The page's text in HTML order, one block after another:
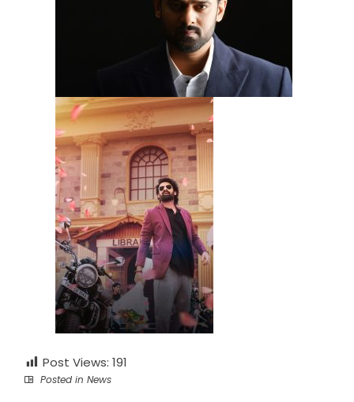
Post Views: 191
Posted in News